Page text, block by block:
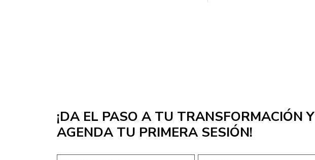
¡DA EL PASO A TU TRANSFORMACIÓN Y
AGENDA TU PRIMERA SESIÓN!